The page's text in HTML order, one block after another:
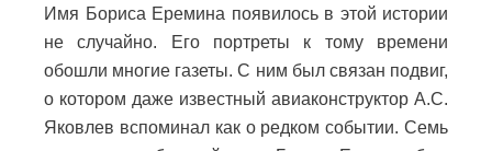
Имя Бориса Еремина появилось в этой истории
не случайно. Его портреты к тому времени
обошли многие газеты. С ним был связан подвиг,
о котором даже известный авиаконструктор А.С.
Яковлев вспоминал как о редком событии. Семь